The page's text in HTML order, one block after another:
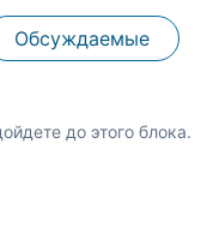
Обсуждаемые
до этого блока.